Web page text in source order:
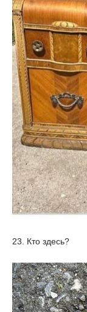
23. Кто здесь?